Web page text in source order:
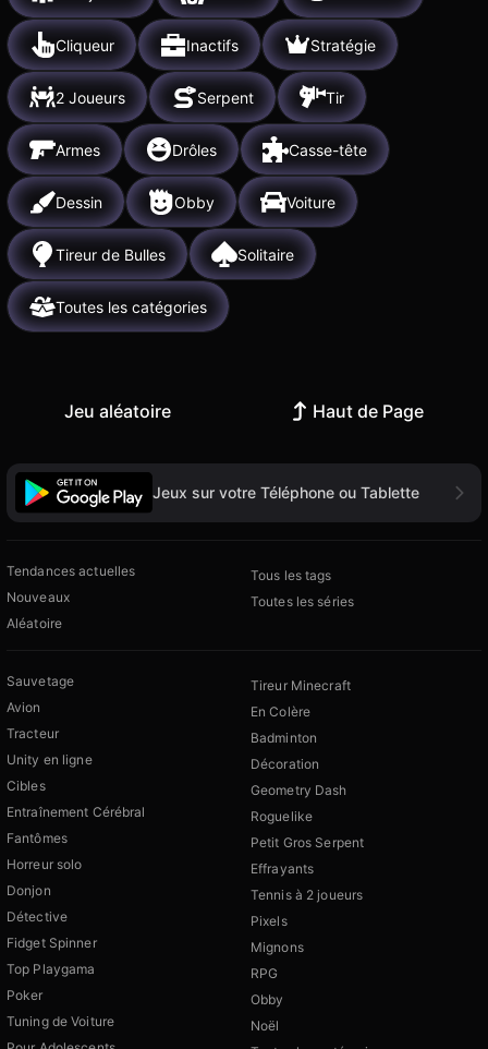
Cliqueur Inactifs Stratégie
2 Joueurs Serpent Tir
Armes Drôles Casse-tête
Dessin Obby Voiture
Tireur de Bulles Solitaire
Toutes les catégories
Jeu aléatoire Haut de Page
Jeux sur votre Téléphone ou Tablette
Tendances actuelles
Nouveaux
Aléatoire
Tous les tags
Toutes les séries
Sauvetage
Avion
Tracteur
Unity en ligne
Cibles
Entraînement Cérébral
Fantômes
Horreur solo
Donjon
Détective
Fidget Spinner
Top Playgama
Poker
Tuning de Voiture
Tireur Minecraft
En Colère
Badminton
Décoration
Geometry Dash
Roguelike
Petit Gros Serpent
Effrayants
Tennis à 2 joueurs
Pixels
Mignons
RPG
Obby
Noël